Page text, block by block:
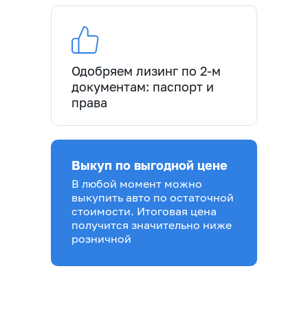
Одобряем лизинг по 2-м
документам: паспорт и
права
В любой момент можно
выкупить авто по остаточной
стоимости. Итоговая цена
получится значительно ниже
розничной
Выкуп по выгодной цене